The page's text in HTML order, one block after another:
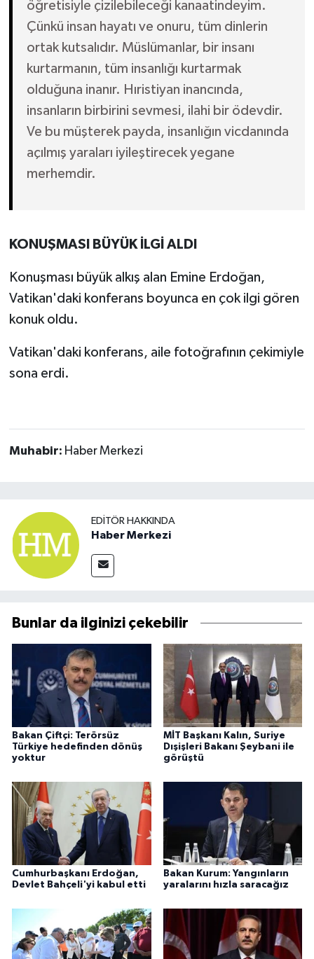
öğretisiyle çizilebileceği kanaatindeyim.
Çünkü insan hayatı ve onuru, tüm dinlerin
ortak kutsalıdır. Müslümanlar, bir insanı
kurtarmanın, tüm insanlığı kurtarmak
olduğuna inanır. Hıristiyan inancında,
insanların birbirini sevmesi, ilahi bir ödevdir.
Ve bu müşterek payda, insanlığın vicdanında
açılmış yaraları iyileştirecek yegane
merhemdir.
KONUŞMASI BÜYÜK İLGİ ALDI
Konuşması büyük alkış alan Emine Erdoğan,
Vatikan'daki konferans boyunca en çok ilgi gören
konuk oldu.
Vatikan'daki konferans, aile fotoğrafının çekimiyle
sona erdi.
Muhabir: Haber Merkezi
EDITÖR HAKKINDA
Haber Merkezi
Bunlar da ilginizi çekebilir
Bakan Çiftçi: Terörsüz
Türkiye hedefinden dönüş
yoktur
MİT Başkanı Kalın, Suriye
Dışişleri Bakanı Şeybani ile
görüştü
Cumhurbaşkanı Erdoğan,
Devlet Bahçeli'yi kabul etti
Bakan Kurum: Yangınların
yaralarını hızla saracağız